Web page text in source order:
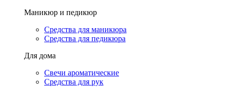
Маникюр и педикюр
Средства для маникюра
Средства для педикюра
Для дома
Свечи ароматические
Средства для рук